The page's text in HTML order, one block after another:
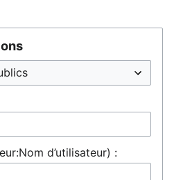
d’utilisateur) :